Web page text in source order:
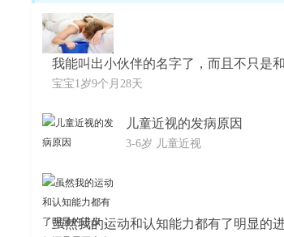
我能叫出小伙伴的名字了，而且不只是
宝宝1岁9个月28天
儿童近视的发病原因
3-6岁 儿童近视
虽然我的运动和认知能力都有了明显的